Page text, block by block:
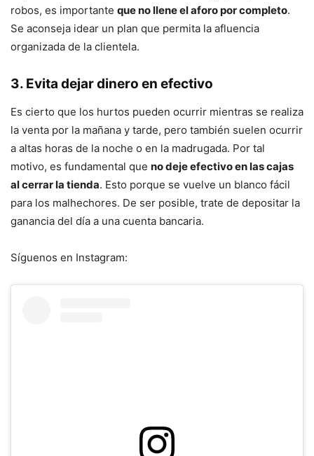
robos, es importante que no llene el aforo por completo.
Se aconseja idear un plan que permita la afluencia
organizada de la clientela.
3. Evita dejar dinero en efectivo
Es cierto que los hurtos pueden ocurrir mientras se realiza
la venta por la mañana y tarde, pero también suelen ocurrir
a altas horas de la noche o en la madrugada. Por tal
motivo, es fundamental que no deje efectivo en las cajas
al cerrar la tienda. Esto porque se vuelve un blanco fácil
para los malhechores. De ser posible, trate de depositar la
ganancia del día a una cuenta bancaria.
Síguenos en Instagram: